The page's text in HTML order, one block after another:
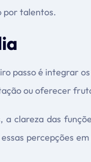
por talentos.
passo é integrar os
ou oferecer
clareza das
percepções